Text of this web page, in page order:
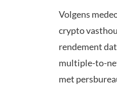
Volgens
crypto
rendement
multiple-to-
met